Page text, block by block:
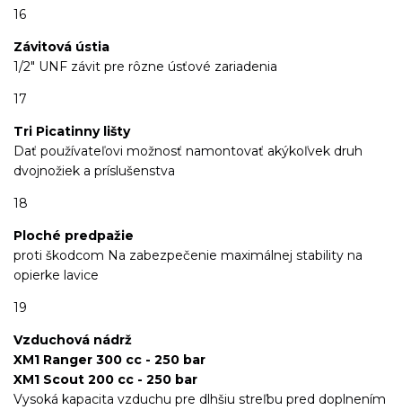
16
Závitová ústia
1/2" UNF závit pre rôzne úsťové zariadenia
17
Tri Picatinny lišty
Dať používateľovi možnosť namontovať akýkoľvek druh
dvojnožiek a príslušenstva
18
Ploché predpažie
proti škodcom Na zabezpečenie maximálnej stability na
opierke lavice
19
Vzduchová nádrž
XM1 Ranger 300 cc - 250 bar
XM1 Scout 200 cc - 250 bar
Vysoká kapacita vzduchu pre dlhšiu streľbu pred doplnením